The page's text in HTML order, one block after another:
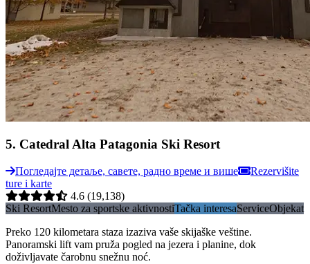
5. Catedral Alta Patagonia Ski Resort
Погледајте детаље, савете, радно време и више
Rezervišite
ture i karte
4.6 (19,138)
Ski ResortMesto za sportske aktivnostiTačka interesaServiceObjekat
Preko 120 kilometara staza izaziva vaše skijaške veštine.
Panoramski lift vam pruža pogled na jezera i planine, dok
doživljavate čarobnu snežnu noć.